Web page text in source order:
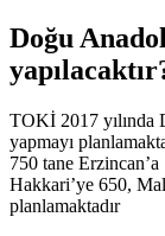
Doğu
TOKİ 2017 yılında
yapmayı
750 tane
Hakkari’ye 650,
planlamaktadır